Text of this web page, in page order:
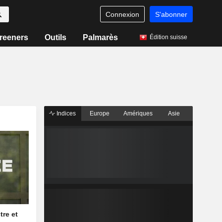
Connexion S'abonner
Outils Palmarès Édition suisse
et
Indices Europe Amériques Asie